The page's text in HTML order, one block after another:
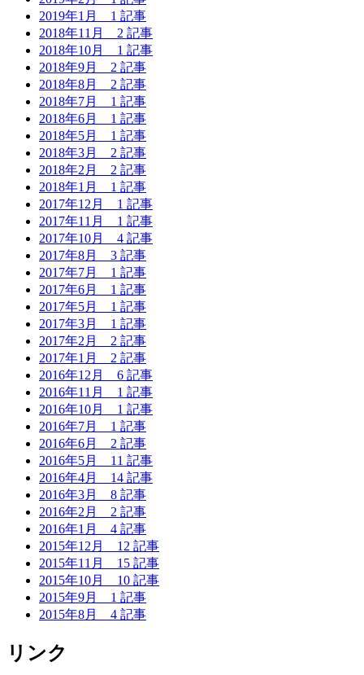
2019年1月 1 記事
2018年11月 2 記事
2018年10月 1 記事
2018年9月 2 記事
2018年8月 2 記事
2018年7月 1 記事
2018年6月 1 記事
2018年5月 1 記事
2018年3月 2 記事
2018年2月 2 記事
2018年1月 1 記事
2017年12月 1 記事
2017年11月 1 記事
2017年10月 4 記事
2017年8月 3 記事
2017年7月 1 記事
2017年6月 1 記事
2017年5月 1 記事
2017年3月 1 記事
2017年2月 2 記事
2017年1月 2 記事
2016年12月 6 記事
2016年11月 1 記事
2016年10月 1 記事
2016年7月 1 記事
2016年6月 2 記事
2016年5月 11 記事
2016年4月 14 記事
2016年3月 8 記事
2016年2月 2 記事
2016年1月 4 記事
2015年12月 12 記事
2015年11月 15 記事
2015年10月 10 記事
2015年9月 1 記事
2015年8月 4 記事
リンク